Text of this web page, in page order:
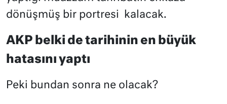
dönüşmüş bir portresi
kalacak.
AKP belki de tarihinin en büyük
hatasını yaptı
Peki bundan sonra ne olacak?